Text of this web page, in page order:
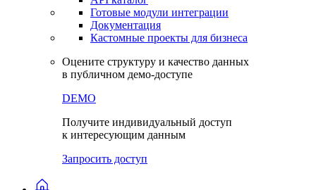
Получить доступ
API & Data Feed
API and Data Feed
Готовые модули интеграции
Документация
в публичном демо-доступе